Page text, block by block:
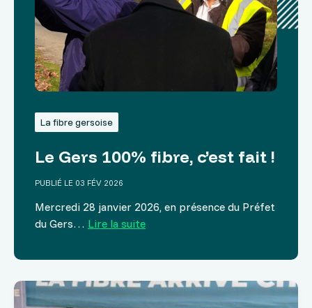
La fibre gersoise
Le Gers 100% fibre, c’est fait !
PUBLIÉ LE 03 FÉV 2026
Mercredi 28 janvier 2026, en présence du Préfet
du Gers… Lire la suite